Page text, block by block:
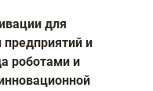
для
предприятий и
роботами и